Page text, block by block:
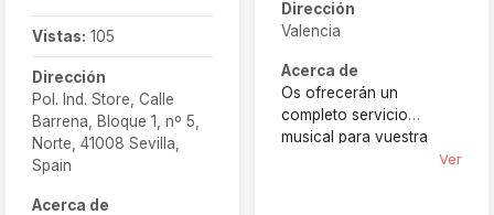
Vistas: 105
Dirección
Pol. Ind. Store, Calle
Barrena, Bloque 1, nº 5,
Norte, 41008 Sevilla,
Spain
Acerca de
Dirección
Valencia
Acerca de
Os ofrecerán un
completo servicio
musical para vuestra
boda con un repertorioVer